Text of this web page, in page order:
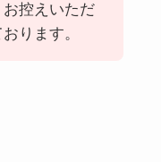
控えいただ
ります。